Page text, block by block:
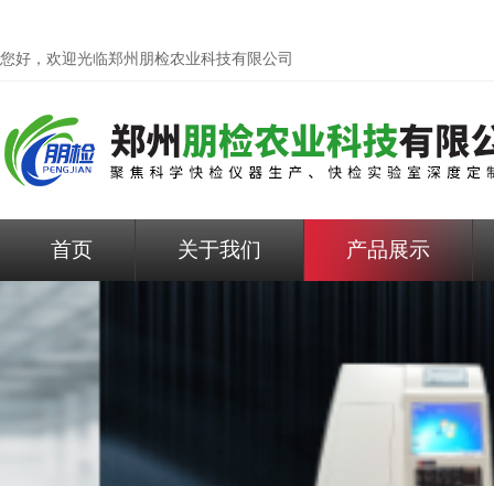
您好，欢迎光临郑州朋检农业科技有限公司
首页 关于我们 产品展示